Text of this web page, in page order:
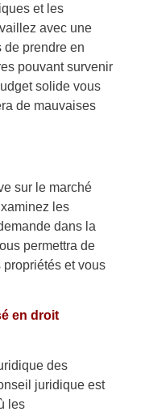
et les
avec une
de prendre en
pouvant survenir
solide vous
de mauvaises
sur le marché
les
dans la
permettra de
et vous
en droit
des
juridique est
les